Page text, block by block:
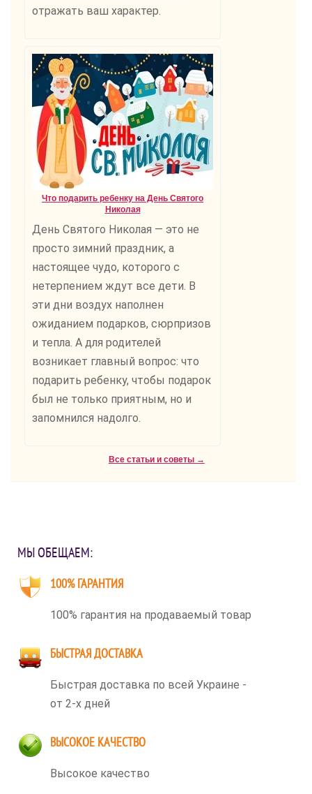
отражать ваш характер.
Что подарить ребенку на День Святого
Николая
День Святого Николая — это не
просто зимний праздник, а
настоящее чудо, которого с
нетерпением ждут все дети. В
эти дни воздух наполнен
ожиданием подарков, сюрпризов
и тепла. А для родителей
возникает главный вопрос: что
подарить ребенку, чтобы подарок
был не только приятным, но и
запомнился надолго.
Все статьи и советы →
МЫ ОБЕЩАЕМ:
100% ГАРАНТИЯ
100% гарантия на продаваемый товар
БЫСТРАЯ ДОСТАВКА
Быстрая доставка по всей Украине -
от 2-х дней
ВЫСОКОЕ КАЧЕСТВО
Высокое качество